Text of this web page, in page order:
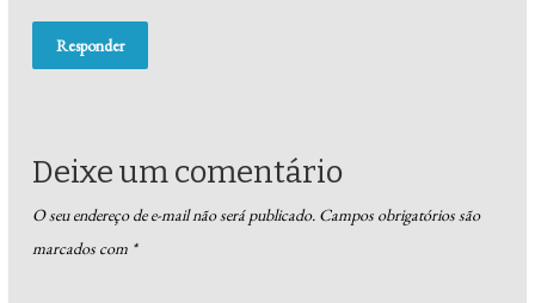
Responder
Deixe um comentário
O seu endereço de e-mail não será publicado. Campos obrigatórios são
marcados com *